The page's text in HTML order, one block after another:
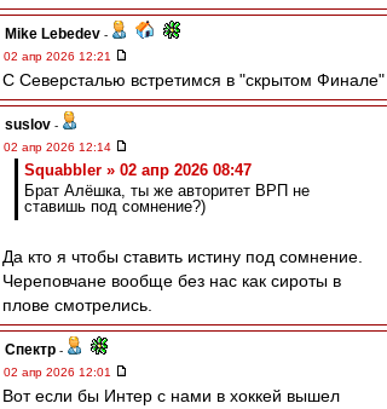
Mike Lebedev -
02 апр 2026 12:21
С Северсталью встретимся в "скрытом Финале"
suslov -
02 апр 2026 12:14
Squabbler » 02 апр 2026 08:47
Брат Алёшка, ты же авторитет ВРП не
ставишь под сомнение?)
Да кто я чтобы ставить истину под сомнение.
Череповчане вообще без нас как сироты в
плове смотрелись.
Спектр -
02 апр 2026 12:01
Вот если бы Интер с нами в хоккей вышел